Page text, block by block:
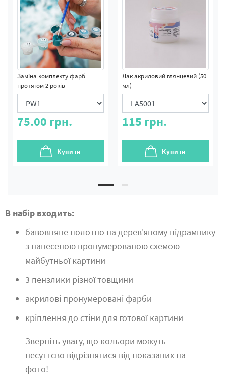
Заміна комплекту фарб
протягом 2 років
75.00 грн.
Купити
Лак акриловий глянцевий (50
мл)
115 грн.
Купити
В набір входить:
бавовняне полотно на дерев'яному підрамнику
з нанесеною пронумерованою схемою
майбутньої картини
3 пензлики різної товщини
акрилові пронумеровані фарби
кріплення до стіни для готової картини
Зверніть увагу, що кольори можуть
несуттєво відрізнятися від показаних на
фото!